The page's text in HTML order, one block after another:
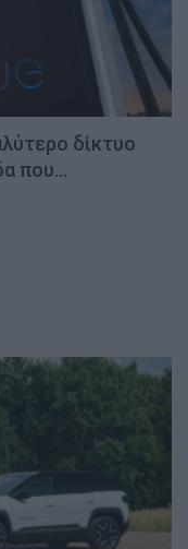
δίκτυο
που…